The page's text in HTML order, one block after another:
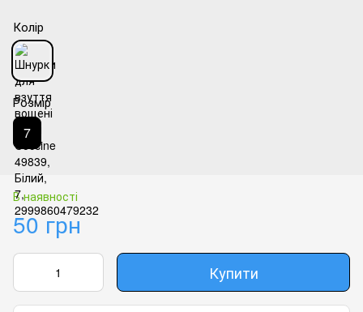
Колір
Розмір
7
В наявності
50 грн
Купити